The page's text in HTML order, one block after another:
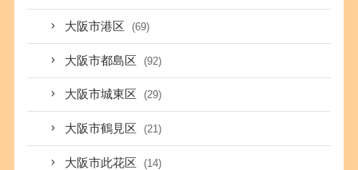
大阪市港区 (69)
大阪市都島区 (92)
大阪市城東区 (29)
大阪市鶴見区 (21)
大阪市此花区 (14)